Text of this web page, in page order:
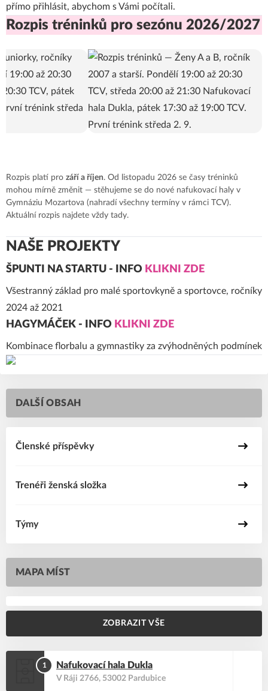
přímo přihlásit, abychom s Vámi počítali.
Rozpis tréninků pro sezónu 2026/2027
Rozpis platí pro září a říjen. Od listopadu 2026 se časy tréninků
mohou mírně změnit — stěhujeme se do nové nafukovací haly v
Gymnáziu Mozartova (nahradí všechny termíny v rámci TCV).
Aktuální rozpis najdete vždy tady.
NAŠE PROJEKTY
ŠPUNTI NA STARTU - INFO KLIKNI ZDE
Všestranný základ pro malé sportovkyně a sportovce, ročníky
2024 až 2021
HAGYMÁČEK - INFO KLIKNI ZDE
Kombinace florbalu a gymnastiky za zvýhodněných podmínek
DALŠÍ OBSAH
Členské příspěvky
Trenéři ženská složka
Týmy
MAPA MÍST
1
2
3
4
5
6
7
8
9
ZOBRAZIT VŠE
Nafukovací hala Dukla
V Ráji 2766, 53002 Pardubice
1